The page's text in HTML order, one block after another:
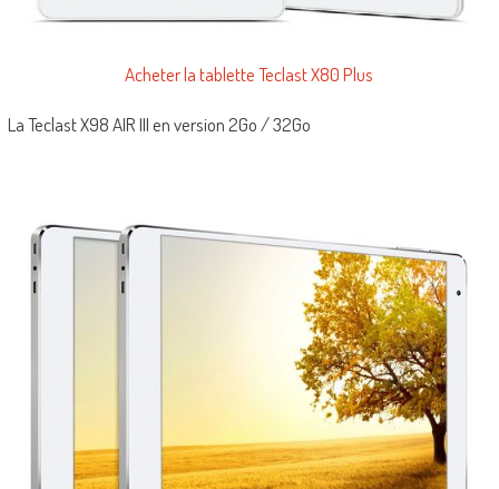
Acheter la tablette Teclast X80 Plus
La Teclast X98 AIR III en version 2Go / 32Go